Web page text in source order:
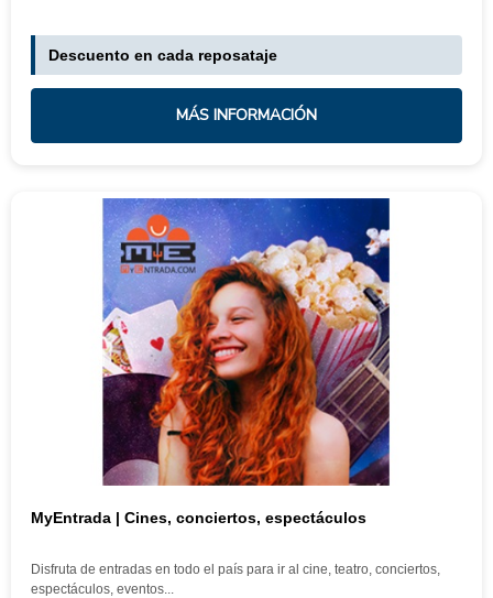
Descuento en cada reposataje
MÁS INFORMACIÓN
MyEntrada | Cines, conciertos, espectáculos
Disfruta de entradas en todo el país para ir al cine, teatro, conciertos,
espectáculos, eventos...